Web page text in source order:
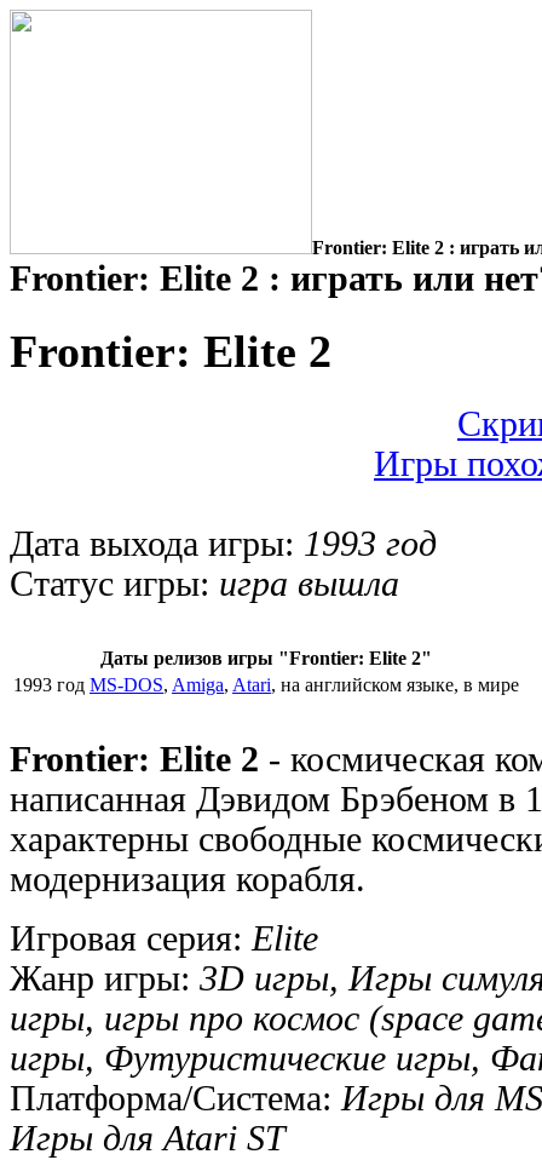
Frontier: Elite 2 : играть
Frontier: Elite 2 : играть или
Frontier: Elite 2
Игры
Дата выхода игры: 1993 год
Статус игры: игра вышла
Даты релизов игры "Frontier: Elite 2"
1993 год MS-DOS, Amiga, Atari, на английском языке, в мире
Frontier: Elite 2 - космическая
написанная Дэвидом Брэбеном в
характерны свободные
модернизация корабля.
Игровая серия: Elite
Жанр игры: 3D игры, Игры
игры, игры про космос (space
игры, Футуристические игры,
Платформа/Система: Игры для
Игры для Atari ST